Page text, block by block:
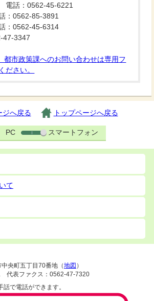
電話：0562-45-6221
：0562-85-3891
：0562-45-6314
47-3347
市政策課へのお問い合わせは専用フ
ださい。
ジへ戻る トップページへ戻る
PC スマートフォン
て
央町五丁目70番地（地図 ）
代表ファクス：0562-47-7320
で電話ができます。